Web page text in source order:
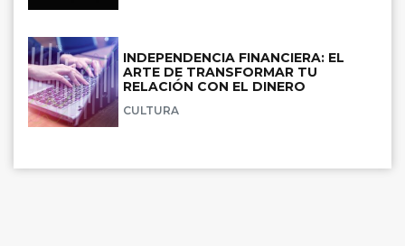
INDEPENDENCIA FINANCIERA: EL
ARTE DE TRANSFORMAR TU
RELACIÓN CON EL DINERO
CULTURA